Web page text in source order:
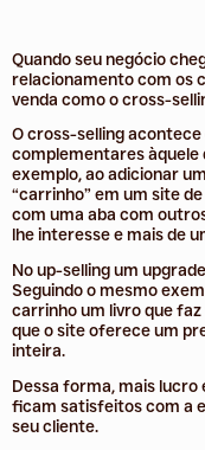
Quando seu negócio
relacionamento com os
venda como o cross-
O cross-selling
complementares àquele
exemplo, ao adicionar
“carrinho” em um site
com uma aba com
lhe interesse e mais de
No up-selling um
Seguindo o mesmo
carrinho um livro que
que o site oferece um
inteira.
Dessa forma, mais lucro
ficam satisfeitos com a
seu cliente.